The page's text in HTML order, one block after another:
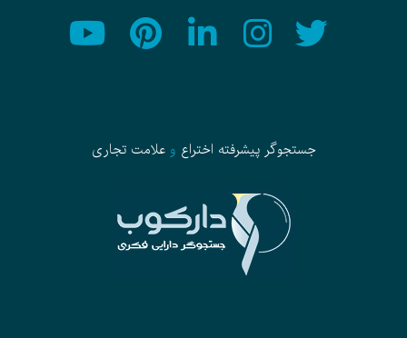
جستجوگر پیشرفته اختراع وعلامت تجاری